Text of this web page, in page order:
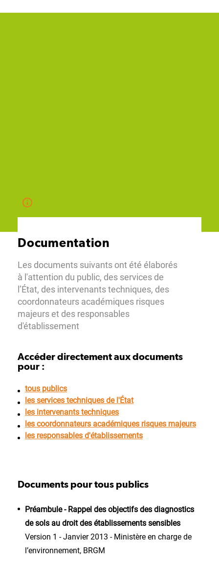
Documentation
Les documents suivants ont été élaborés
à l'attention du public, des services de
l’État, des intervenants techniques, des
coordonnateurs académiques risques
majeurs et des responsables
d'établissement
Accéder directement aux documents
pour :
tous publics
les services techniques de l'État
les intervenants techniques
les coordonnateurs académiques risques majeurs
les responsables d'établissements
Documents pour tous publics
Préambule - Rappel des objectifs des diagnostics
de sols au droit des établissements sensibles
Version 1 - Janvier 2013 - Ministère en charge de
l’environnement, BRGM